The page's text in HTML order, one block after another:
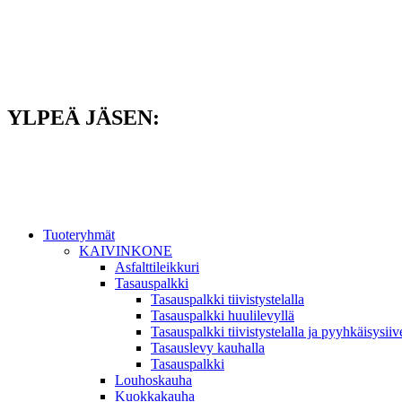
YLPEÄ JÄSEN:
Tuoteryhmät
KAIVINKONE
Asfalttileikkuri
Tasauspalkki
Tasauspalkki tiivistystelalla
Tasauspalkki huulilevyllä
Tasauspalkki tiivistystelalla ja
Tasauslevy kauhalla
Tasauspalkki
Louhoskauha
Kuokkakauha